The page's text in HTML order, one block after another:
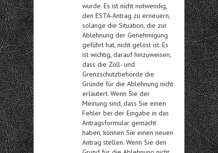
wurde. Es ist nicht notwendig,
den ESTA-Antrag zu erneuern,
solange die Situation, die zur
Ablehnung der Genehmigung
geführt hat, nicht gelöst ist. Es
ist wichtig, darauf hinzuweisen,
dass die Zoll- und
Grenzschutzbehörde die
Gründe für die Ablehnung nicht
erläutert. Wenn Sie der
Meinung sind, dass Sie einen
Fehler bei der Eingabe in das
Antragsformular gemacht
haben, können Sie einen neuen
Antrag stellen. Wenn Sie den